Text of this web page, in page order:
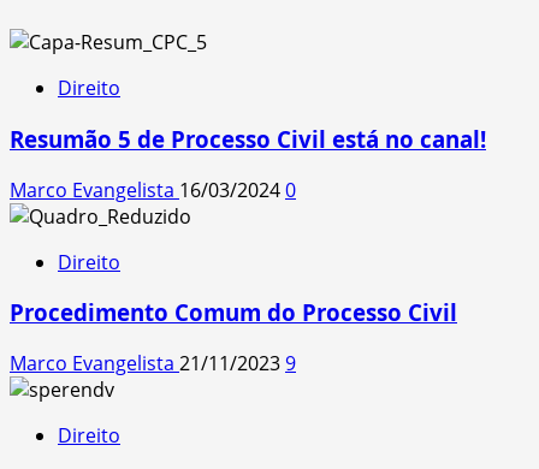
Direito
Resumão 5 de Processo Civil está no canal!
Marco Evangelista 16/03/20240
Direito
Procedimento Comum do Processo Civil
Marco Evangelista 21/11/20239
Direito